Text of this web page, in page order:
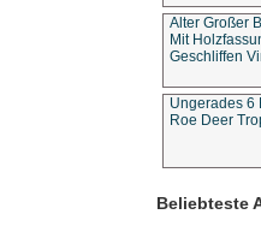
Alter Großer
Mit
Geschliffen
Ungerades 6
Roe Deer
Beliebteste